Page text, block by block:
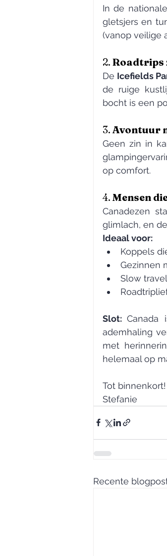
In de
gletsjers en
(vanop veilige
2. Roadtrips
De Icefields
de ruige
bocht is een
3. Avontuur
Geen zin in
op comfort.
4. Mensen
Canadezen
glimlach, en
Ideaal voor:
Koppels
Gezinnen
Slow
Slot:
ademhaling
met
helemaal op
Tot binnenkort!
Stefanie
Recente